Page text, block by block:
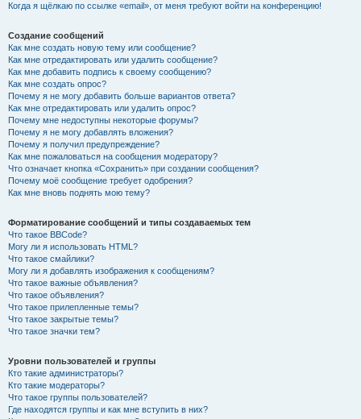
Когда я щёлкаю по ссылке «email», от меня требуют войти на конференцию!
Создание сообщений
Как мне создать новую тему или сообщение?
Как мне отредактировать или удалить сообщение?
Как мне добавить подпись к своему сообщению?
Как мне создать опрос?
Почему я не могу добавить больше вариантов ответа?
Как мне отредактировать или удалить опрос?
Почему мне недоступны некоторые форумы?
Почему я не могу добавлять вложения?
Почему я получил предупреждение?
Как мне пожаловаться на сообщения модератору?
Что означает кнопка «Сохранить» при создании сообщения?
Почему моё сообщение требует одобрения?
Как мне вновь поднять мою тему?
Форматирование сообщений и типы создаваемых тем
Что такое BBCode?
Могу ли я использовать HTML?
Что такое смайлики?
Могу ли я добавлять изображения к сообщениям?
Что такое важные объявления?
Что такое объявления?
Что такое прилепленные темы?
Что такое закрытые темы?
Что такое значки тем?
Уровни пользователей и группы
Кто такие администраторы?
Кто такие модераторы?
Что такое группы пользователей?
Где находятся группы и как мне вступить в них?